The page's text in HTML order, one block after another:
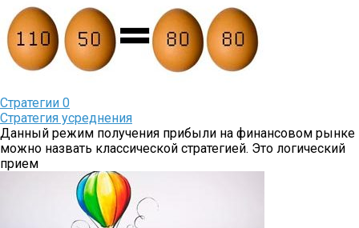
Стратегии 0
Стратегия усреднения
Данный режим получения прибыли на финансовом рынке
можно назвать классической стратегией. Это логический
прием